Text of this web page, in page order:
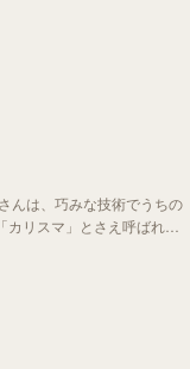
リスマ」とさえ呼ばれる